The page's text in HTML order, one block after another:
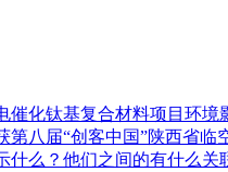
催化钛基复合材料项目环境
八届“创客中国”陕西省临
什么？他们之间的有什么关